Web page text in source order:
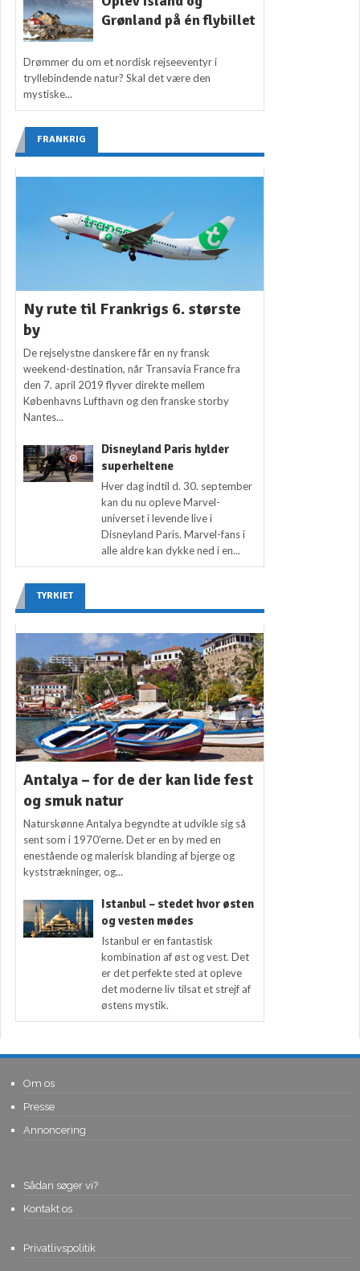
Grønland på én flybillet
Drømmer du om et nordisk rejseeventyr i
tryllebindende natur? Skal det være den
mystiske...
FRANKRIG
Ny rute til Frankrigs 6. største
by
De rejselystne danskere får en ny fransk
weekend-destination, når Transavia France fra
den 7. april 2019 flyver direkte mellem
Københavns Lufthavn og den franske storby
Nantes...
Disneyland Paris hylder
superheltene
Hver dag indtil d. 30. september
kan du nu opleve Marvel-
universet i levende live i
Disneyland Paris. Marvel-fans i
alle aldre kan dykke ned i en...
TYRKIET
Antalya – for de der kan lide fest
og smuk natur
Naturskønne Antalya begyndte at udvikle sig så
sent som i 1970’erne. Det er en by med en
enestående og malerisk blanding af bjerge og
kyststrækninger, og...
Istanbul – stedet hvor østen
og vesten mødes
Istanbul er en fantastisk
kombination af øst og vest. Det
er det perfekte sted at opleve
det moderne liv tilsat et strejf af
østens mystik.
Om os
Presse
Annoncering
Sådan søger vi?
Kontakt os
Privatlivspolitik